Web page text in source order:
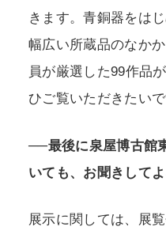
きます。青銅器をは
幅広い所蔵品のなか
員が厳選した99作品
ひご覧いただきたいで
──最後に泉屋博古館
いても、お聞きして
展示に関しては、展